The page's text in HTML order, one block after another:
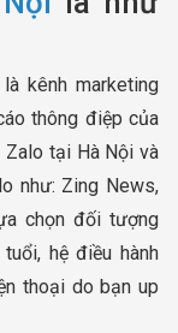
kênh marketing
thông điệp của
tại Hà Nội và
như: Zing News,
chọn đối tượng
hệ điều hành
thoại do bạn up